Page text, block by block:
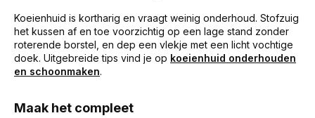
Koeienhuid is kortharig en vraagt weinig onderhoud. Stofzuig
het kussen af en toe voorzichtig op een lage stand zonder
roterende borstel, en dep een vlekje met een licht vochtige
doek. Uitgebreide tips vind je op koeienhuid onderhouden
en schoonmaken.
Maak het compleet